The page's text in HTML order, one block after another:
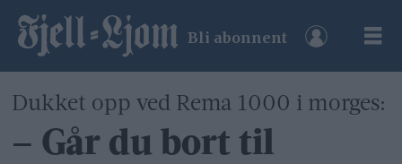
Bli abonnent
Dukket opp ved Rema 1000 i morges:
– Går du bort til